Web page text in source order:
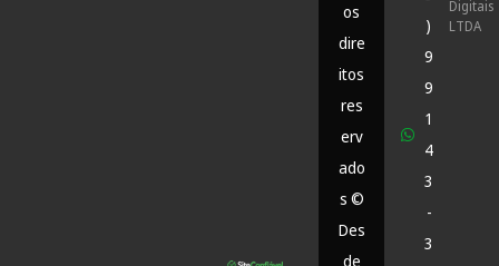
os
dire
itos
res
erv
ado
s ©
Des
de
)
9
9
1
4
3
-
3
Digitais
LTDA